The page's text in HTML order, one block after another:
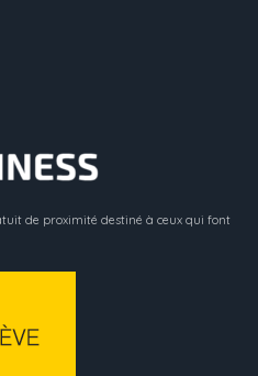
de proximité destiné à ceux qui font